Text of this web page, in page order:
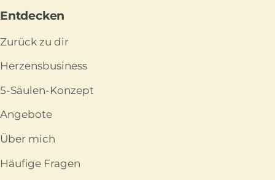
Entdecken
Zurück zu dir
Herzensbusiness
5-Säulen-Konzept
Angebote
Über mich
Häufige Fragen